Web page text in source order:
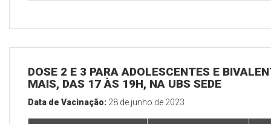
DOSE 2 E 3 PARA ADOLESCENTES E
MAIS, DAS 17 ÀS 19H, NA UBS SEDE
Data de Vacinação: 28 de junho de 2023